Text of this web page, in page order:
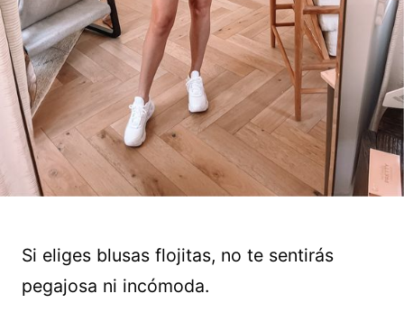
Si eliges blusas flojitas, no te sentirás
pegajosa ni incómoda.